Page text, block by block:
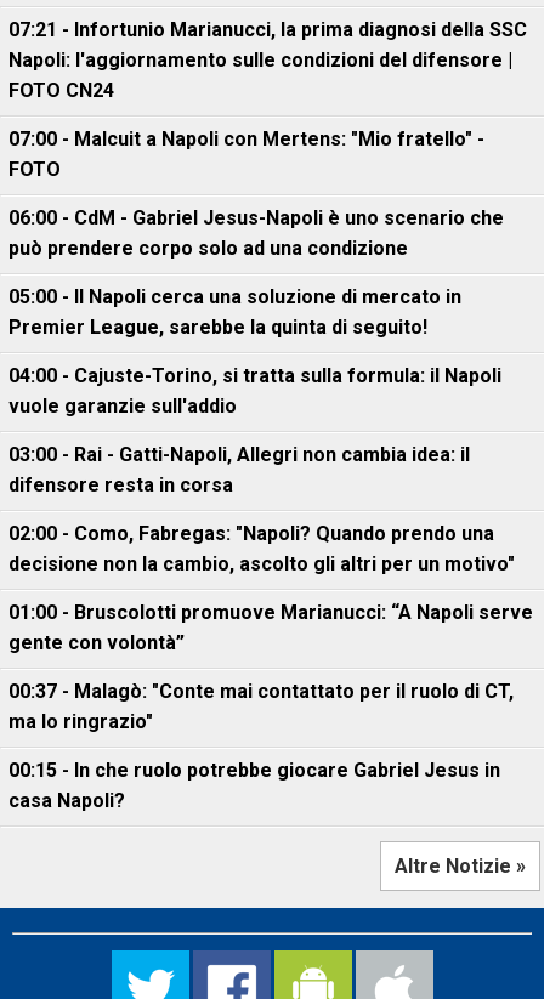
07:21 - Infortunio Marianucci, la prima diagnosi della SSC
Napoli: l'aggiornamento sulle condizioni del difensore |
FOTO CN24
07:00 - Malcuit a Napoli con Mertens: "Mio fratello" -
FOTO
06:00 - CdM - Gabriel Jesus-Napoli è uno scenario che
può prendere corpo solo ad una condizione
05:00 - Il Napoli cerca una soluzione di mercato in
Premier League, sarebbe la quinta di seguito!
04:00 - Cajuste-Torino, si tratta sulla formula: il Napoli
vuole garanzie sull'addio
03:00 - Rai - Gatti-Napoli, Allegri non cambia idea: il
difensore resta in corsa
02:00 - Como, Fabregas: "Napoli? Quando prendo una
decisione non la cambio, ascolto gli altri per un motivo"
01:00 - Bruscolotti promuove Marianucci: “A Napoli serve
gente con volontà”
00:37 - Malagò: "Conte mai contattato per il ruolo di CT,
ma lo ringrazio"
00:15 - In che ruolo potrebbe giocare Gabriel Jesus in
casa Napoli?
Altre Notizie »